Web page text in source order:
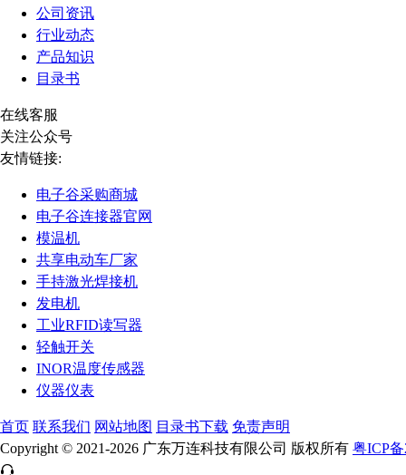
公司资讯
行业动态
产品知识
目录书
在线客服
关注公众号
友情链接:
电子谷采购商城
电子谷连接器官网
模温机
共享电动车厂家
手持激光焊接机
发电机
工业RFID读写器
轻触开关
INOR温度传感器
仪器仪表
首页 联系我们 网站地图 目录书下载 免责声明
Copyright © 2021-2026 广东万连科技有限公司 版权所有 粤ICP备